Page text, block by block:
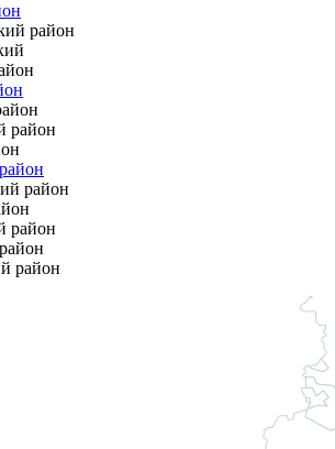
район
район
район
район
район